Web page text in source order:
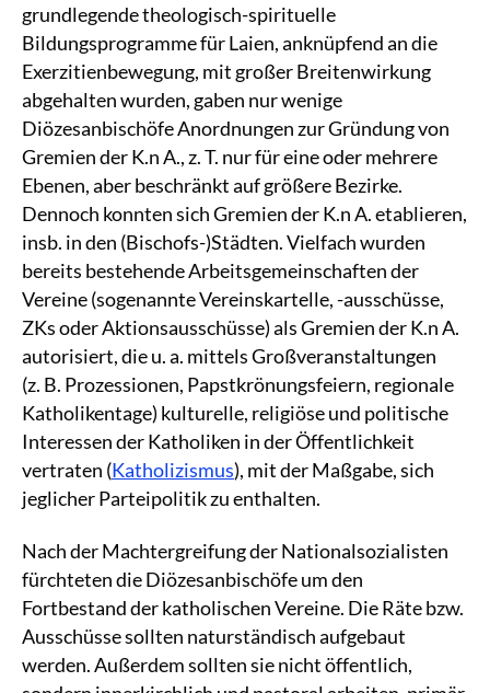
grundlegende theologisch-spirituelle
Bildungsprogramme für Laien, anknüpfend an die
Exerzitienbewegung, mit großer Breitenwirkung
abgehalten wurden, gaben nur wenige
Diözesanbischöfe Anordnungen zur Gründung von
Gremien der K.n A., z. T. nur für eine oder mehrere
Ebenen, aber beschränkt auf größere Bezirke.
Dennoch konnten sich Gremien der K.n A. etablieren,
insb. in den (Bischofs-)Städten. Vielfach wurden
bereits bestehende Arbeitsgemeinschaften der
Vereine (sogenannte Vereinskartelle, -ausschüsse,
ZKs oder Aktionsausschüsse) als Gremien der K.n A.
autorisiert, die u. a. mittels Großveranstaltungen
(z. B. Prozessionen, Papstkrönungsfeiern, regionale
Katholikentage) kulturelle, religiöse und politische
Interessen der Katholiken in der Öffentlichkeit
vertraten (Katholizismus), mit der Maßgabe, sich
jeglicher Parteipolitik zu enthalten.
Nach der Machtergreifung der Nationalsozialisten
fürchteten die Diözesanbischöfe um den
Fortbestand der katholischen Vereine. Die Räte bzw.
Ausschüsse sollten naturständisch aufgebaut
werden. Außerdem sollten sie nicht öffentlich,